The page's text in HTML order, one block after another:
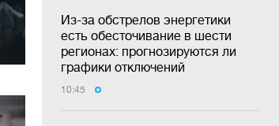
Из-за обстрелов энергетики
есть обесточивание в шести
регионах: прогнозируются ли
графики отключений
10:45